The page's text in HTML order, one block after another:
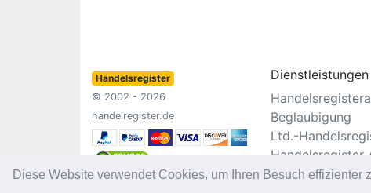
Diese Website verwendet Cookies, um Ihren Besuch
Handelsregister
© 2002 - 2026
handelregister.de
Dienstleistungen
Beglaubigung
Ltd.-
Handelsregister
Vereinsregister